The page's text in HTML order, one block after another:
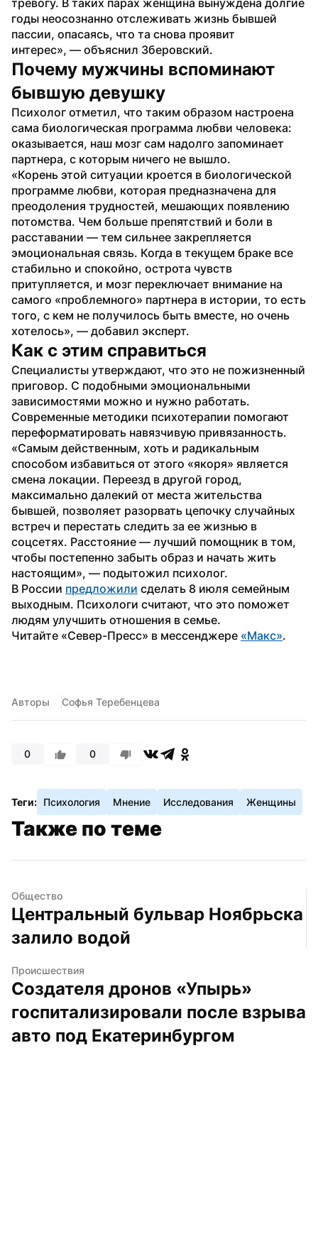
годы неосознанно отслеживать жизнь бывшей
пассии, опасаясь, что та снова проявит
интерес», — объяснил Зберовский.
Почему мужчины вспоминают
бывшую девушку
Психолог отметил, что таким образом настроена
сама биологическая программа любви человека:
оказывается, наш мозг сам надолго запоминает
партнера, с которым ничего не вышло.
«Корень этой ситуации кроется в биологической
программе любви, которая предназначена для
преодоления трудностей, мешающих появлению
потомства. Чем больше препятствий и боли в
расставании — тем сильнее закрепляется
эмоциональная связь. Когда в текущем браке все
стабильно и спокойно, острота чувств
притупляется, и мозг переключает внимание на
самого «проблемного» партнера в истории, то есть
того, с кем не получилось быть вместе, но очень
хотелось», — добавил эксперт.
Как с этим справиться
Специалисты утверждают, что это не пожизненный
приговор. С подобными эмоциональными
зависимостями можно и нужно работать.
Современные методики психотерапии помогают
переформатировать навязчивую привязанность.
«Самым действенным, хоть и радикальным
способом избавиться от этого «якоря» является
смена локации. Переезд в другой город,
максимально далекий от места жительства
бывшей, позволяет разорвать цепочку случайных
встреч и перестать следить за ее жизнью в
соцсетях. Расстояние — лучший помощник в том,
чтобы постепенно забыть образ и начать жить
настоящим», — подытожил психолог.
В России предложили сделать 8 июля семейным
выходным. Психологи считают, что это поможет
людям улучшить отношения в семье.
Читайте «Север-Пресс» в мессенджере «Макс».
Авторы Софья Теребенцева
0 0
Теги: Психология Мнение Исследования Женщины
Также по теме
Общество
Центральный бульвар Ноябрьска
залило водой
Происшествия
Создателя дронов «Упырь»
госпитализировали после взрыва
авто под Екатеринбургом